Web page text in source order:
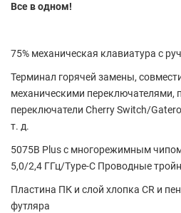
Все в одном!
75% механическая клавиатура с
Терминал горячей замены,
механическими переключателями,
переключатели Cherry Switch/
т. д.
5075B Plus с многорежимным
5,0/2,4 ГГц/Type-C Проводные
Пластина ПК и слой хлопка CR и
футляра